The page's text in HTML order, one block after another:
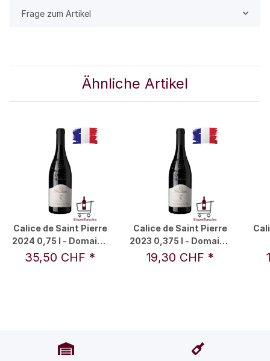
Frage zum Artikel
Ähnliche Artikel
Calice de Saint Pierre
2024 0,75 l - Domaine
des Pères de l'Eglise
35,50 CHF *
Calice de Saint Pierre
2023 0,375 l - Domaine
des Pères de l'Eglise
19,30 CHF *